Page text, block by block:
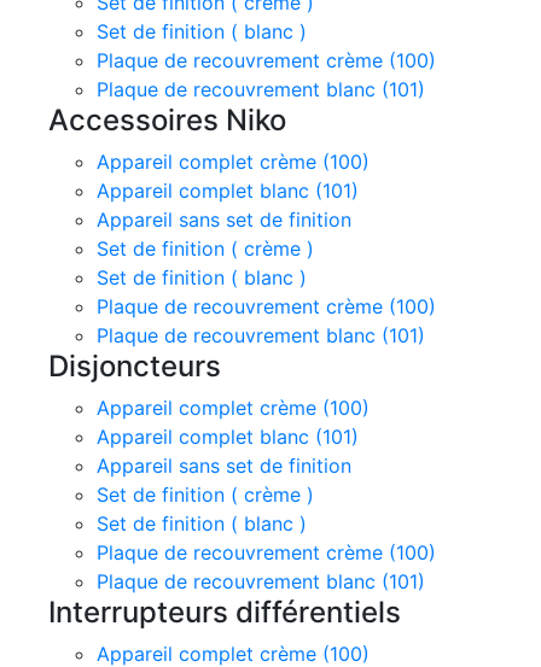
Set de finition ( blanc )
Plaque de recouvrement crème (100)
Plaque de recouvrement blanc (101)
Accessoires Niko
Appareil complet crème (100)
Appareil complet blanc (101)
Appareil sans set de finition
Set de finition ( crème )
Set de finition ( blanc )
Plaque de recouvrement crème (100)
Plaque de recouvrement blanc (101)
Disjoncteurs
Appareil complet crème (100)
Appareil complet blanc (101)
Appareil sans set de finition
Set de finition ( crème )
Set de finition ( blanc )
Plaque de recouvrement crème (100)
Plaque de recouvrement blanc (101)
Interrupteurs différentiels
Appareil complet crème (100)